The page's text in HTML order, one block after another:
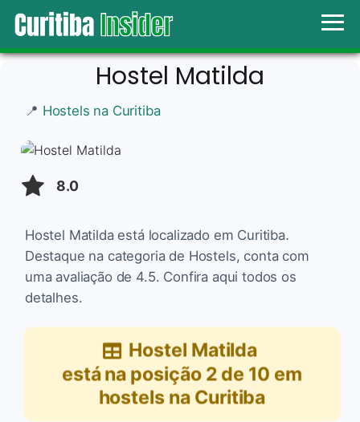
Hostel Matilda
📍 Hostels na Curitiba
8.0
Hostel Matilda está localizado em Curitiba.
Destaque na categoria de Hostels, conta com
uma avaliação de 4.5. Confira aqui todos os
detalhes.
Hostel Matilda
está na posição 2 de 10 em
hostels na Curitiba